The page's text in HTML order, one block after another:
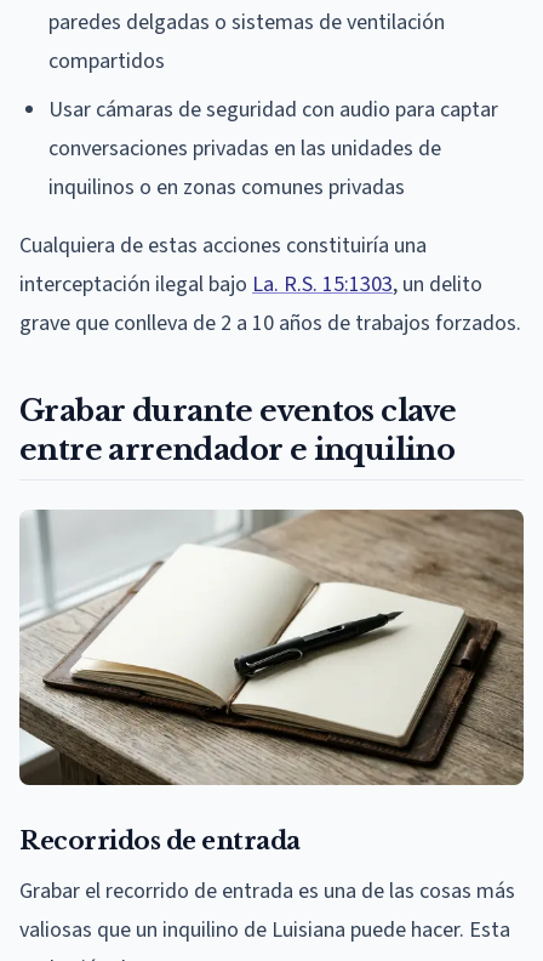
paredes delgadas o sistemas de ventilación
compartidos
Usar cámaras de seguridad con audio para captar
conversaciones privadas en las unidades de
inquilinos o en zonas comunes privadas
Cualquiera de estas acciones constituiría una
interceptación ilegal bajo La. R.S. 15:1303, un delito
grave que conlleva de 2 a 10 años de trabajos forzados.
Grabar durante eventos clave
entre arrendador e inquilino
Recorridos de entrada
Grabar el recorrido de entrada es una de las cosas más
valiosas que un inquilino de Luisiana puede hacer. Esta